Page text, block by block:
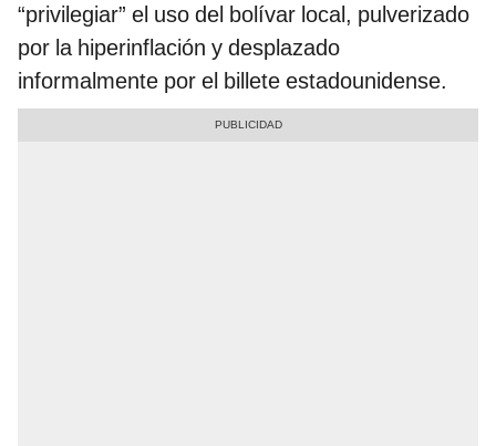
“privilegiar” el uso del bolívar local, pulverizado
por la hiperinflación y desplazado
informalmente por el billete estadounidense.